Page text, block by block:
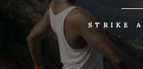
STRIKE A